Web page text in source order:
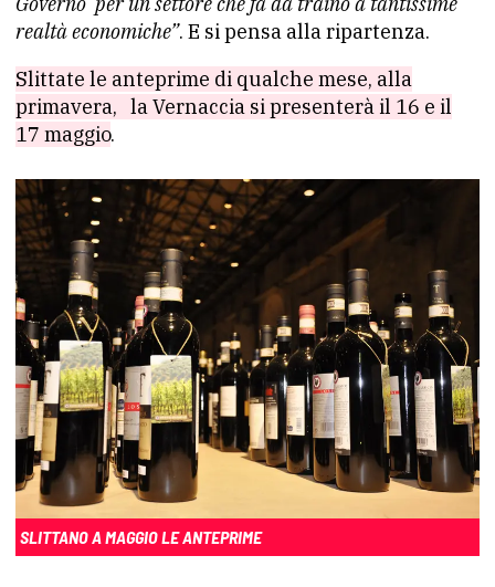
realtà economiche”. E si pensa alla ripartenza.
Slittate le anteprime di qualche mese, alla
primavera, la Vernaccia si presenterà il 16 e il
17 maggio.
SLITTANO A MAGGIO LE ANTEPRIME